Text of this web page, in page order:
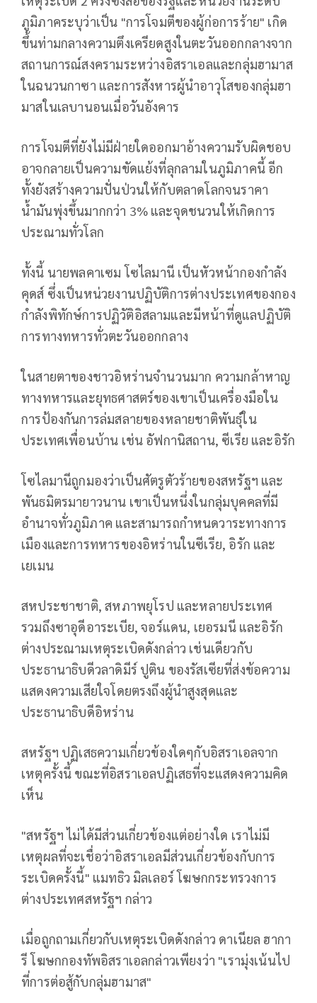
ภูมิภาคระบุว่าเป็น "การโจมตีของผู้ก่อการร้าย" เกิด
ขึ้นท่ามกลางความตึงเครียดสูงในตะวันออกกลางจาก
สถานการณ์สงครามระหว่างอิสราเอลและกลุ่มฮามาส
ในฉนวนกาซา และการสังหารผู้นำอาวุโสของกลุ่มฮา
มาสในเลบานอนเมื่อวันอังคาร
การโจมตีที่ยังไม่มีฝ่ายใดออกมาอ้างความรับผิดชอบ
อาจกลายเป็นความขัดแย้งที่ลุกลามในภูมิภาคนี้ อีก
ทั้งยังสร้างความปั่นป่วนให้กับตลาดโลกจนราคา
น้ำมันพุ่งขึ้นมากกว่า 3% และจุดชนวนให้เกิดการ
ประณามทั่วโลก
ทั้งนี้ นายพลคาเซม โซไลมานี เป็นหัวหน้ากองกำลัง
คุดส์ ซึ่งเป็นหน่วยงานปฏิบัติการต่างประเทศของกอง
กำลังพิทักษ์การปฏิวัติอิสลามและมีหน้าที่ดูแลปฏิบัติ
การทางทหารทั่วตะวันออกกลาง
ในสายตาของชาวอิหร่านจำนวนมาก ความกล้าหาญ
ทางทหารและยุทธศาสตร์ของเขาเป็นเครื่องมือใน
การป้องกันการล่มสลายของหลายชาติพันธุ์ใน
ประเทศเพื่อนบ้าน เช่น อัฟกานิสถาน, ซีเรีย และอิรัก
โซไลมานีถูกมองว่าเป็นศัตรูตัวร้ายของสหรัฐฯ และ
พันธมิตรมายาวนาน เขาเป็นหนึ่งในกลุ่มบุคคลที่มี
อำนาจทั่วภูมิภาค และสามารถกำหนดวาระทางการ
เมืองและการทหารของอิหร่านในซีเรีย, อิรัก และ
เยเมน
สหประชาชาติ, สหภาพยุโรป และหลายประเทศ
รวมถึงซาอุดีอาระเบีย, จอร์แดน, เยอรมนี และอิรัก
ต่างประณามเหตุระเบิดดังกล่าว เช่นเดียวกับ
ประธานาธิบดีวลาดิมีร์ ปูติน ของรัสเซียที่ส่งข้อความ
แสดงความเสียใจโดยตรงถึงผู้นำสูงสุดและ
ประธานาธิบดีอิหร่าน
สหรัฐฯ ปฏิเสธความเกี่ยวข้องใดๆกับอิสราเอลจาก
เหตุครั้งนี้ ขณะที่อิสราเอลปฏิเสธที่จะแสดงความคิด
เห็น
"สหรัฐฯ ไม่ได้มีส่วนเกี่ยวข้องแต่อย่างใด เราไม่มี
เหตุผลที่จะเชื่อว่าอิสราเอลมีส่วนเกี่ยวข้องกับการ
ระเบิดครั้งนี้" แมทธิว มิลเลอร์ โฆษกกระทรวงการ
ต่างประเทศสหรัฐฯ กล่าว
เมื่อถูกถามเกี่ยวกับเหตุระเบิดดังกล่าว ดาเนียล ฮากา
รี โฆษกกองทัพอิสราเอลกล่าวเพียงว่า "เรามุ่งเน้นไป
ที่การต่อสู้กับกลุ่มฮามาส"